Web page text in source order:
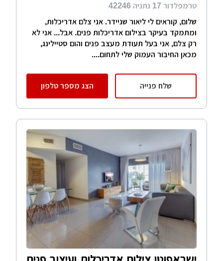
טרמפלדור 17 נתניה 42246
שלום, קוראים לי ליאור שניידר. אני צלם אדריכלות,
ומתמקד בעיקר בצילום אדריכלות פנים. אבל... אני לא
רק צלם, אני בעל תעודת מעצב פנים והום סטיילינג,
מכאן החיבור העמוק שלי לתחום....
שלח פנייה הצג מספר טלפון